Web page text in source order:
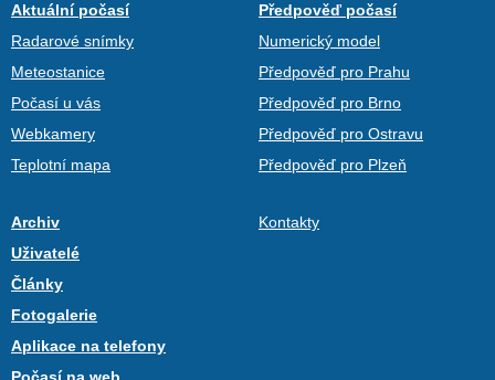
Aktuální počasí
Radarové snímky
Meteostanice
Počasí u vás
Webkamery
Teplotní mapa
Předpověď počasí
Numerický model
Předpověď pro Prahu
Předpověď pro Brno
Předpověď pro Ostravu
Předpověď pro Plzeň
Archiv
Uživatelé
Články
Fotogalerie
Aplikace na telefony
Kontakty